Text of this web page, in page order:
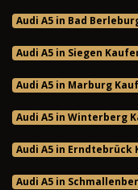
Audi A5 in Bad
Audi A5 in Siegen
Audi A5 in Marburg
Audi A5 in Winterberg
Audi A5 in Erndtebrück
Audi A5 in